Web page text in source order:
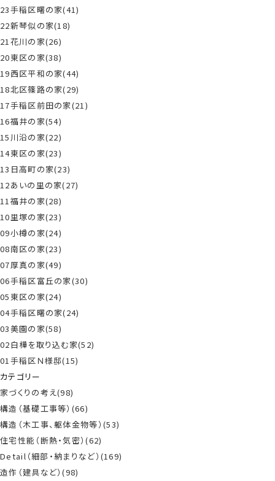
23手稲区曙の家(41)
22新琴似の家(18)
21花川の家(26)
20東区の家(38)
19西区平和の家(44)
18北区篠路の家(29)
17手稲区前田の家(21)
16福井の家(54)
15川沿の家(22)
14東区の家(23)
13日高町の家(23)
12あいの里の家(27)
11福井の家(28)
10里塚の家(23)
09小樽の家(24)
08南区の家(23)
07厚真の家(49)
06手稲区富丘の家(30)
05東区の家(24)
04手稲区曙の家(24)
03美園の家(58)
02白樺を取り込む家(52)
01手稲区Ｎ様邸(15)
カテゴリー
家づくりの考え(98)
構造（基礎工事等）(66)
構造（木工事、躯体金物等）(53)
住宅性能（断熱・気密）(62)
Detail（細部・納まりなど）(169)
造作（建具など）(98)